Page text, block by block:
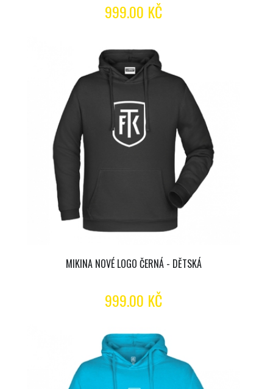
999.00 KČ
MIKINA NOVÉ LOGO ČERNÁ - DĚTSKÁ
999.00 KČ